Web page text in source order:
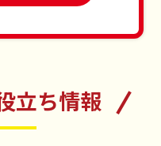
ットでご予
立ち情報